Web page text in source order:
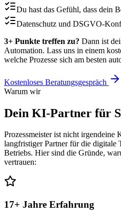
Du hast das Gefühl, dass dein
Datenschutz und DSGVO-
3+ Punkte treffen zu? Dann ist
Automation. Lass uns in einem
welche Prozesse sich am besten
Kostenloses Beratungsgespräch
Warum wir
Dein KI-Partner für
Prozessmeister ist nicht
langfristiger Partner für die digitale
Betriebs. Hier sind die Gründe,
vertrauen:
17+ Jahre Erfahrung